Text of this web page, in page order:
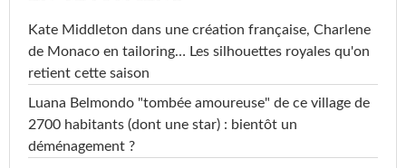
Kate Middleton dans une création française, Charlene
de Monaco en tailoring… Les silhouettes royales qu'on
retient cette saison
Luana Belmondo "tombée amoureuse" de ce village de
2700 habitants (dont une star) : bientôt un
déménagement ?